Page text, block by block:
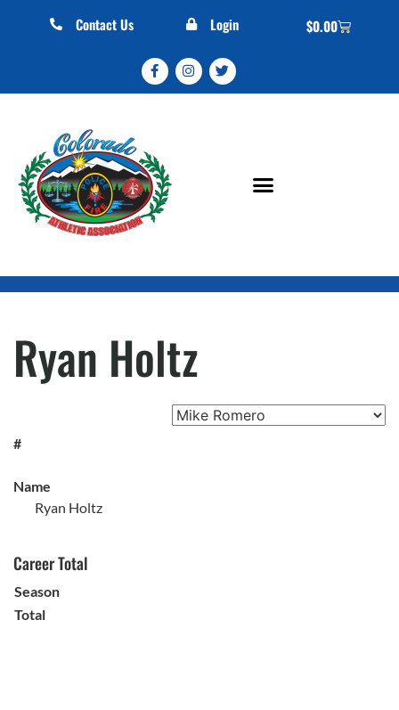
Contact Us Login $0.00
Ryan Holtz
#
Name
Ryan Holtz
Career Total
Season
Total